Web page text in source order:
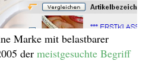
Marke mit belastbarer
der meistgesuchte Begriff